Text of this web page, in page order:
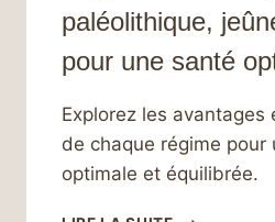
paléolithique,
pour une santé
Explorez les avantages
de chaque régime pour
optimale et équilibrée.
RÉGIME